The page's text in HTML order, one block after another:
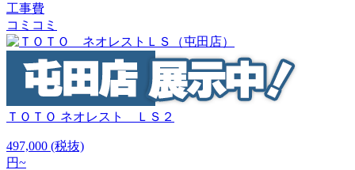
工事費
コミコミ
ＴＯＴＯ ネオレスト ＬＳ２
497,000 (税抜)
円~